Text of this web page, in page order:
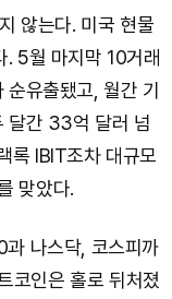
않는다. 미국 현물
. 5월 마지막 10거래
유출됐고, 월간 기
달간 33억 달러 넘
록 IBIT조차 대규모
맞았다.
나스닥, 코스피까
코인은 홀로 뒤처졌